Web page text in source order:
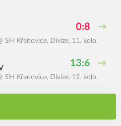
0:8
SH Křenovice, Divize, 11. kolo
13:6
SH Křenovice, Divize, 12. kolo